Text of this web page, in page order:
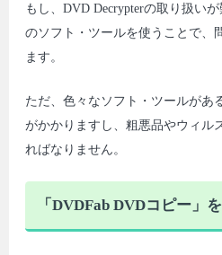
もし、DVD Decrypterの取り扱い
のソフト・ツールを使うことで、
ます。
ただ、色々なソフト・ツールがあ
がかかりますし、粗悪品やウィル
ればなりません。
「DVDFab DVDコピー」